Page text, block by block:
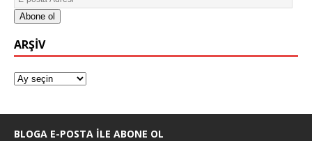
Abone ol
ARŞIV
BLOGA E-POSTA ILE ABONE OL